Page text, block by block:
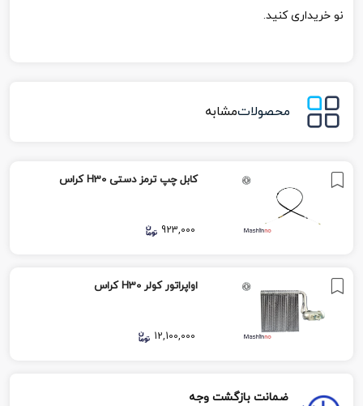
نو خریداری کنید.
محصولاتمشابه
کابل چپ ترمز دستی H30 کراس
923,000
اواپراتور کولر H30 کراس
12,100,000
ضمانت بازگشت وجه